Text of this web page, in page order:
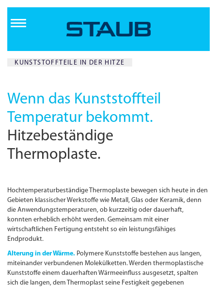
Inhalt
KUNSTSTOFFTEILE IN DER HITZE
Wenn das Kunststoffteil
Temperatur bekommt.
Hitzebeständige
Thermoplaste.
Hochtemperatur­beständige Thermoplaste bewegen sich heute in den
Gebieten klassischer Werkstoffe wie Metall, Glas oder Keramik, denn
die Anwendungs­temperaturen, ob kurzzeitig oder dauerhaft,
konnten erheblich erhöht werden. Gemeinsam mit einer
wirtschaftlichen Fertigung entsteht so ein leistungs­fähiges
Endprodukt.
Alterung in der Wärme. Polymere Kunststoffe bestehen aus langen,
miteinander verbundenen Molekülketten. Werden thermoplastische
Kunststoffe einem dauerhaften Wärmeeinfluss ausgesetzt, spalten
sich die langen, dem Thermoplast seine Festigkeit gegebenen